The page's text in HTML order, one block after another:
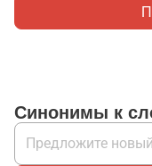
Синонимы к